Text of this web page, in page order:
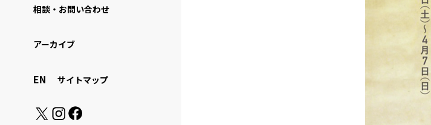
相談・お問い合わせ
アーカイブ
EN サイトマップ